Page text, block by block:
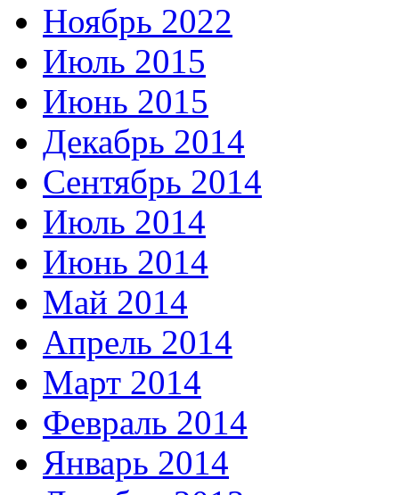
Ноябрь 2022
Июль 2015
Июнь 2015
Декабрь 2014
Сентябрь 2014
Июль 2014
Июнь 2014
Май 2014
Апрель 2014
Март 2014
Февраль 2014
Январь 2014